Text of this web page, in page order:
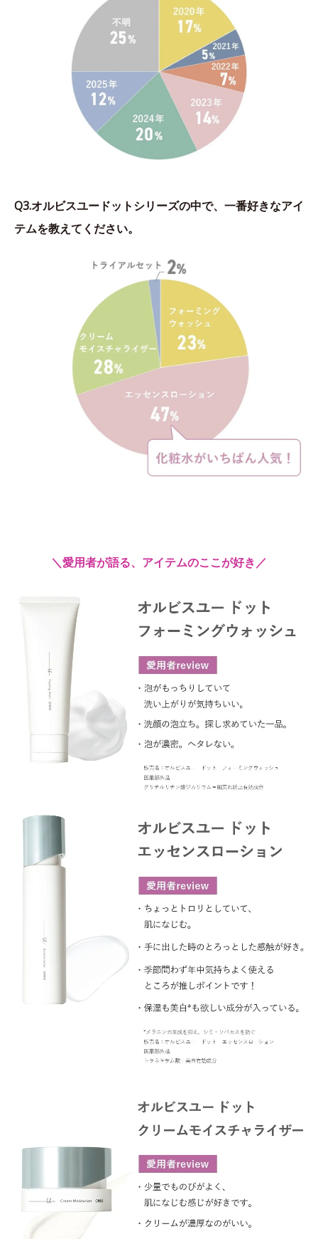
Q3.オルビスユードットシリーズの中で、一番好きなアイ
テムを教えてください。
＼愛用者が語る、アイテムのここが好き／